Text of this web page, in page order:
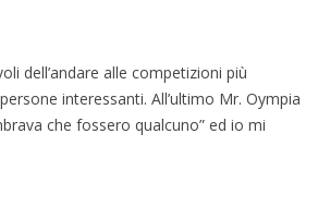
dell’andare alle competizioni più
interessanti. All’ultimo Mr. Oympia
che fossero qualcuno” ed io mi